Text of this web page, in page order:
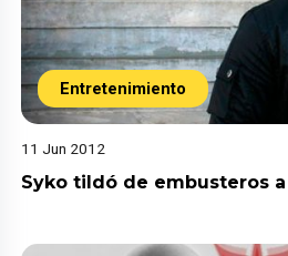
Entretenimiento
11 Jun 2012
Syko tildó de embusteros a